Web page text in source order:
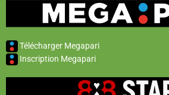
Télécharger Megapari
Inscription Megapari